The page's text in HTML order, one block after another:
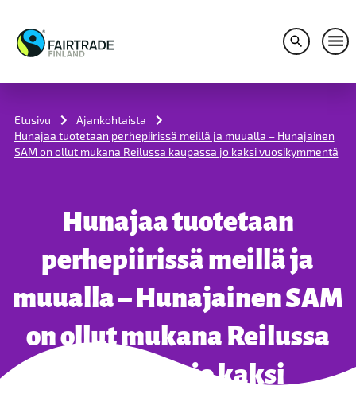
Avaa
Etusivu
Ajankohtaista
Hunajaa tuotetaan perhepiirissä meillä ja muualla – Hunajainen
SAM on ollut mukana Reilussa kaupassa jo kaksi vuosikymmentä
Hunajaa tuotetaan
perhepiirissä meillä ja
muualla – Hunajainen SAM
on ollut mukana Reilussa
kaupassa jo kaksi